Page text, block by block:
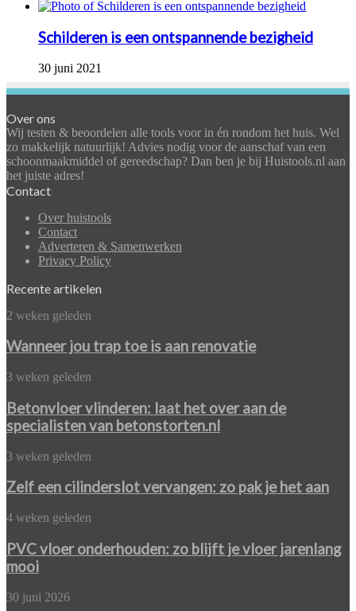
Schilderen is een ontspannende bezigheid
30 juni 2021
Over ons
Wij testen & beoordelen alle tools voor in én rondom het huis. Wel
zo makkelijk natuurlijk! Advies nodig voor de aanschaf van een
schoonmaakmiddel of gereedschap? Dan ben je bij Huistools.nl aan
het juiste adres!
Contact
Over huistools
Contact
Adverteren & Samenwerken
Privacy Policy
Recente artikelen
Wanneer
trap
toe
is
renovatie
2 weken geleden
Wanneer jou trap toe is aan renovatie
Betonvloer
laat
het
over
de
van
3 weken geleden
Betonvloer vlinderen: laat het over aan de
specialisten van betonstorten.nl
Zelf
cilinderslot
vervangen:
zo
je
het
aan
3 weken geleden
Zelf een cilinderslot vervangen: zo pak je het aan
PVC
onderhouden:
zo
blijft
vloer
4 weken geleden
PVC vloer onderhouden: zo blijft je vloer jarenlang
mooi
Het
30 juni 2026